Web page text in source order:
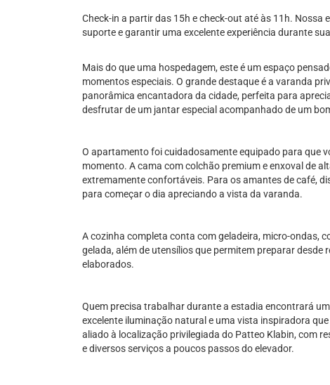
Check-in a partir das 15h e check-out até às 11h. Nossa
suporte e garantir uma excelente experiência durante
Mais do que uma hospedagem, este é um espaço
momentos especiais. O grande destaque é a varanda
panorâmica encantadora da cidade, perfeita para
desfrutar de um jantar especial acompanhado de um
O apartamento foi cuidadosamente equipado para que
momento. A cama com colchão premium e enxoval de
extremamente confortáveis. Para os amantes de café,
para começar o dia apreciando a vista da varanda.
A cozinha completa conta com geladeira, micro-ondas,
gelada, além de utensílios que permitem preparar desde
elaborados.
Quem precisa trabalhar durante a estadia encontrará
excelente iluminação natural e uma vista inspiradora
aliado à localização privilegiada do Patteo Klabin, com
e diversos serviços a poucos passos do elevador.